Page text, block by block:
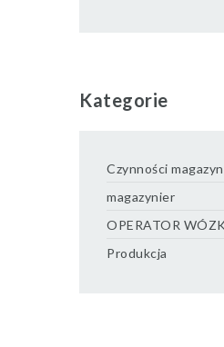
Kategorie
Czynności
magazynier
OPERATOR
Produkcja